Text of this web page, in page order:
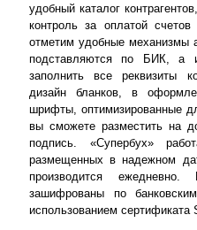
удобный каталог
контроль за оплатой
отметим удобные механизмы
подставляются по БИК, а
заполнить все реквизиты
дизайн бланков, в
шрифты, оптимизированные
вы сможете разместить на
подпись. «Супербух»
размещенных в надежном
производится
зашифрованы по
использованием сертификата